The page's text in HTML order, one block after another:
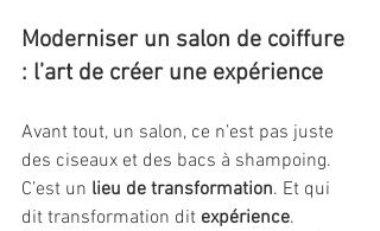
Moderniser un salon de coiffure
: l’art de créer une expérience
Avant tout, un salon, ce n’est pas juste
des ciseaux et des bacs à shampoing.
C’est un lieu de transformation. Et qui
dit transformation dit expérience.